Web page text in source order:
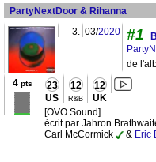
PartyNextDoor & Rihanna
3. 03/2020 #1
de
4pts 23
US
12
R&B
12
UK
[OVO Sound]
écrit par Jahron
Carl McCormick
& Eric